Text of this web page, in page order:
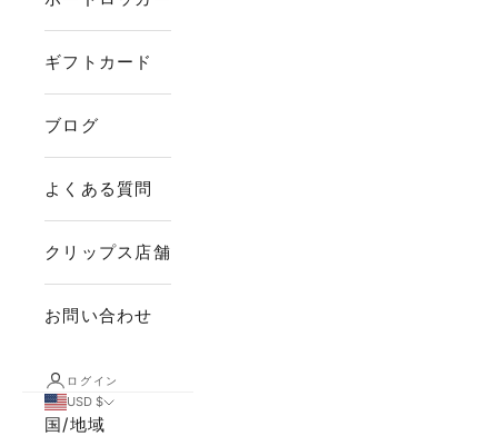
ギフトカード
ブログ
よくある質問
クリップス店舗
お問い合わせ
ログイン
USD $
国/地域